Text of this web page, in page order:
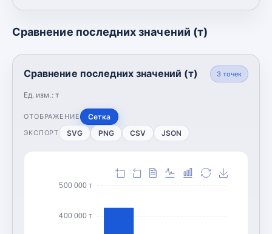
Сравнение последних значений (т)
Сравнение последних значений (т)
Ед. изм.: т
3точек
ОТОБРАЖЕНИЕ Сетка
ЭКСПОРТ SVG PNG CSV JSON
400 000 т
500 000 т